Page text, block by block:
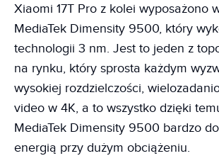
Xiaomi 17T Pro z kolei wyposażono
MediaTek Dimensity 9500, który
technologii 3 nm. Jest to jeden z
na rynku, który sprosta każdym
wysokiej rozdzielczości,
video w 4K, a to wszystko dzięki
MediaTek Dimensity 9500 bardzo
energią przy dużym obciążeniu.